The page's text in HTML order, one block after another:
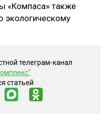
«Компаса» также
экологическому
телеграм-канал
статьей